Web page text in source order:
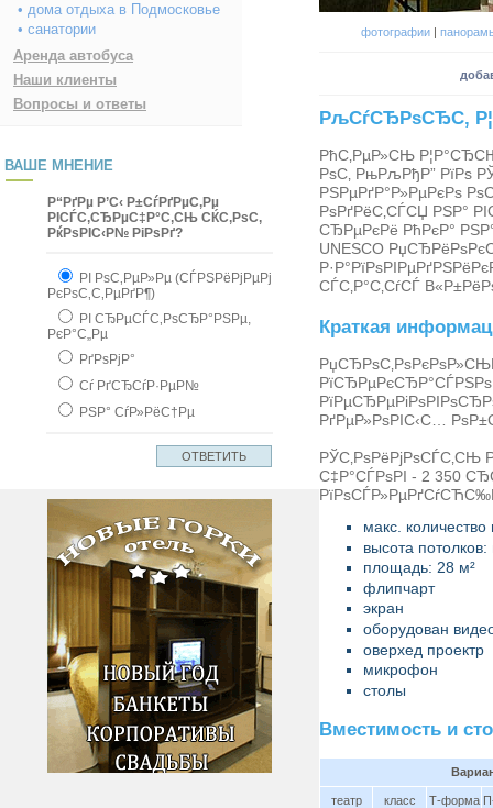
• дома отдыха в Подмосковье
• санатории
Аренда автобуса
Наши клиенты
Вопросы и ответы
ВАШЕ МНЕНИЕ
Р“РґРµ Р’С‹ Р±СѓРґРµС‚Рµ
РІСЃС‚СЂРµС‡Р°С‚СЊ СЌС‚РѕС‚
РќРѕРІС‹Р№ РіРѕРґ?
РІ РѕС‚РµР»Рµ (СЃРЅРёРјРµРј
РєРѕС‚С‚РµРґР¶)
РІ СЂРµСЃС‚РѕСЂР°РЅРµ,
РєР°С„Рµ
РґРѕРјР°
Сѓ РґСЂСѓР·РµР№
РЅР° СѓР»РёС†Рµ
фотографии |
РљСѓСЂРѕСЂС‚
РћС‚РµР»СЊ
РѕС‚ РњРљРђР” РїРѕ
РЅРµРґР°Р»РµРєРѕ
РѕРґРёС‚СЃСЏ РЅР°
СЂРµРєРё РћРєР°
UNESCO
СЃС‚Р°С‚СѓСЃ
Краткая
РґРµР»РѕРІС‹С…
РЎС‚РѕРёРјРѕСЃС‚СЊ
С‡Р°СЃРѕРІ - 2 350
макс.
высота потолков:
площадь: 28 м²
флипчарт
экран
оборудован
оверхед проектр
микрофон
столы
Вместимость и
театр класс Т-форма